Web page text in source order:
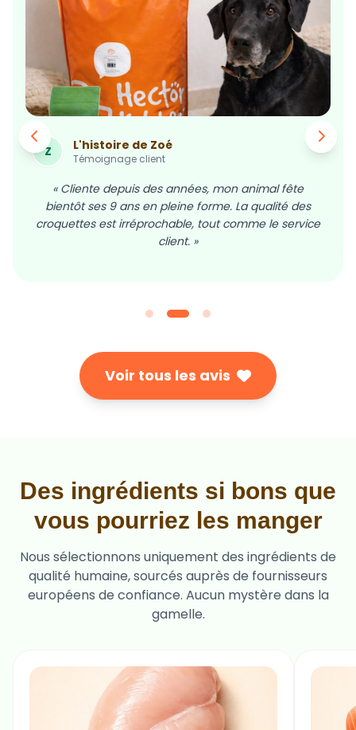
C L'histoire de Cerise
Témoignage client
« Sans compter un service téléphonique et un
accompagnement sans égal. Je recommande
Hector Kitchen, après 5 années de fidélité. »
Voir tous les avis
Des ingrédients si bons que
vous pourriez les manger
Nous sélectionnons uniquement des ingrédients de
qualité humaine, sourcés auprès de fournisseurs
européens de confiance. Aucun mystère dans la
gamelle.